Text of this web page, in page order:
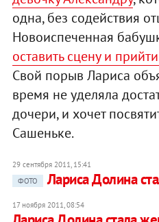
одна, без содействия
Новоиспеченная
оставить сцену и
Свой порыв Лариса
время не уделяла
дочери, и хочет
Сашеньке.
29 сентября 2011, 15:41
ФОТО
Лариса Долина
17 ноября 2011, 08:54